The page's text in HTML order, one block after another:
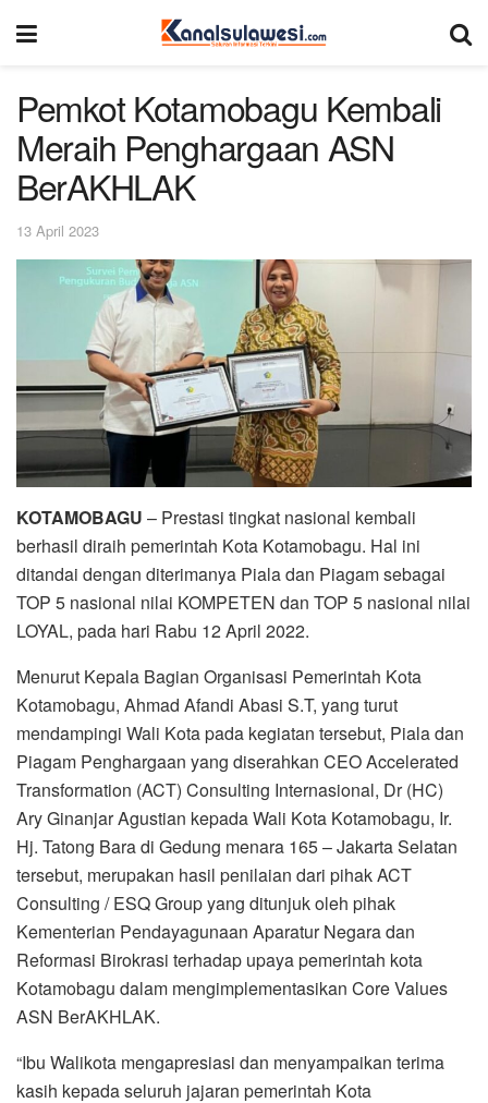
Pemkot Kotamobagu Kembali
Meraih Penghargaan ASN
BerAKHLAK
13 April 2023
KOTAMOBAGU – Prestasi tingkat nasional kembali
berhasil diraih pemerintah Kota Kotamobagu. Hal ini
ditandai dengan diterimanya Piala dan Piagam sebagai
TOP 5 nasional nilai KOMPETEN dan TOP 5 nasional nilai
LOYAL, pada hari Rabu 12 April 2022.
Menurut Kepala Bagian Organisasi Pemerintah Kota
Kotamobagu, Ahmad Afandi Abasi S.T, yang turut
mendampingi Wali Kota pada kegiatan tersebut, Piala dan
Piagam Penghargaan yang diserahkan CEO Accelerated
Transformation (ACT) Consulting Internasional, Dr (HC)
Ary Ginanjar Agustian kepada Wali Kota Kotamobagu, Ir.
Hj. Tatong Bara di Gedung menara 165 – Jakarta Selatan
tersebut, merupakan hasil penilaian dari pihak ACT
Consulting / ESQ Group yang ditunjuk oleh pihak
Kementerian Pendayagunaan Aparatur Negara dan
Reformasi Birokrasi terhadap upaya pemerintah kota
Kotamobagu dalam mengimplementasikan Core Values
ASN BerAKHLAK.
“Ibu Walikota mengapresiasi dan menyampaikan terima
kasih kepada seluruh jajaran pemerintah Kota